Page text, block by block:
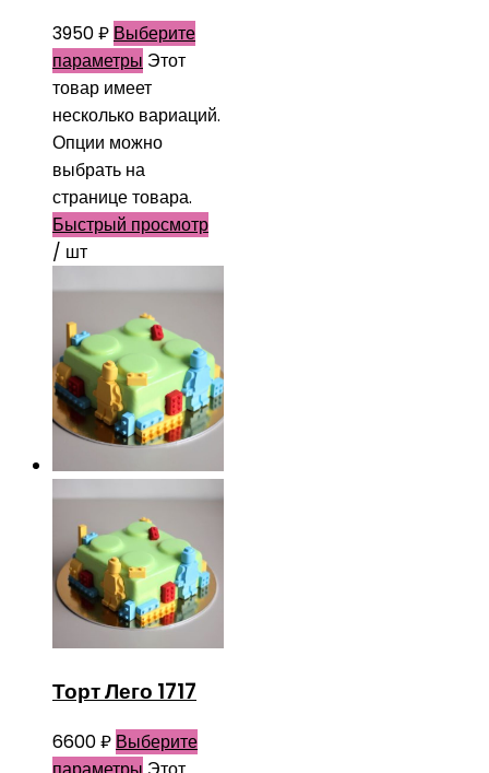
3950₽ Выберите
параметры Этот
товар имеет
несколько вариаций.
Опции можно
выбрать на
странице товара.
Быстрый просмотр
/ шт
Торт Лего 1717
6600₽ Выберите